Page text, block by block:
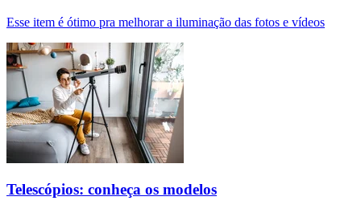
Esse item é ótimo pra melhorar a iluminação das fotos e vídeos
Telescópios: conheça os modelos